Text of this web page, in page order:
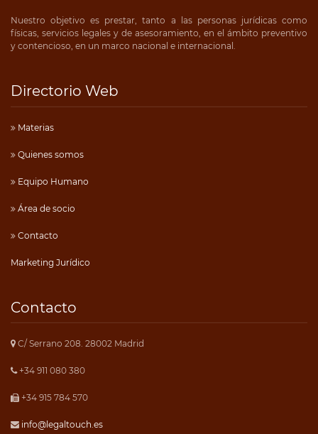
Nuestro objetivo es prestar, tanto a las personas jurídicas como
físicas, servicios legales y de asesoramiento, en el ámbito preventivo
y contencioso, en un marco nacional e internacional.
Directorio Web
Materias
Quienes somos
Equipo Humano
Área de socio
Contacto
Marketing Jurídico
Contacto
C/ Serrano 208. 28002 Madrid
+34 911 080 380
+34 915 784 570
info@legaltouch.es